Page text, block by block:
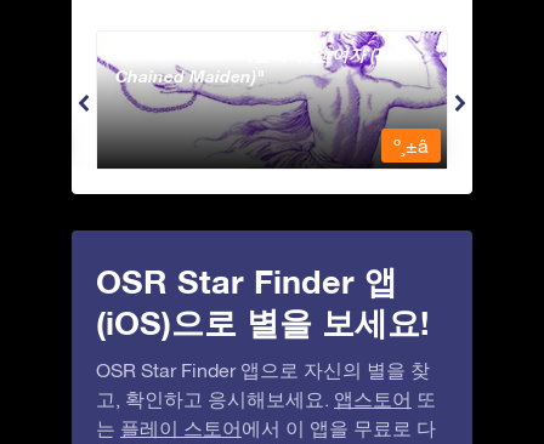
Andromeda - 사슬에 묶인 여자 (The
Chained Maiden)
º¸±â
OSR Star Finder 앱
(iOS)으로 별을 보세요!
OSR Star Finder 앱으로 자신의 별을 찾
고, 확인하고 응시해보세요. 앱스토어 또
는 플레이 스토어에서 이 앱을 무료로 다